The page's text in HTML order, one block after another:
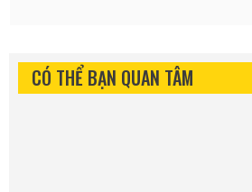
CÓ THỂ BẠN QUAN TÂM